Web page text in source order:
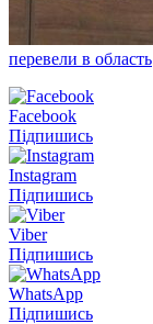
перевели в область
Facebook
Підпишись
Instagram
Підпишись
Viber
Підпишись
WhatsApp
Підпишись